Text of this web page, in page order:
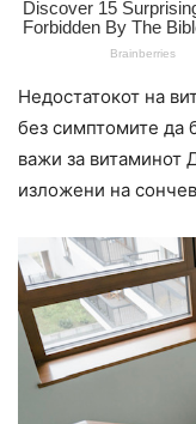
Недостатокот на
без симптомите да
важи за витаминот
изложени на